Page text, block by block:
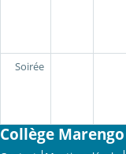
Soirée
Collège Marengo